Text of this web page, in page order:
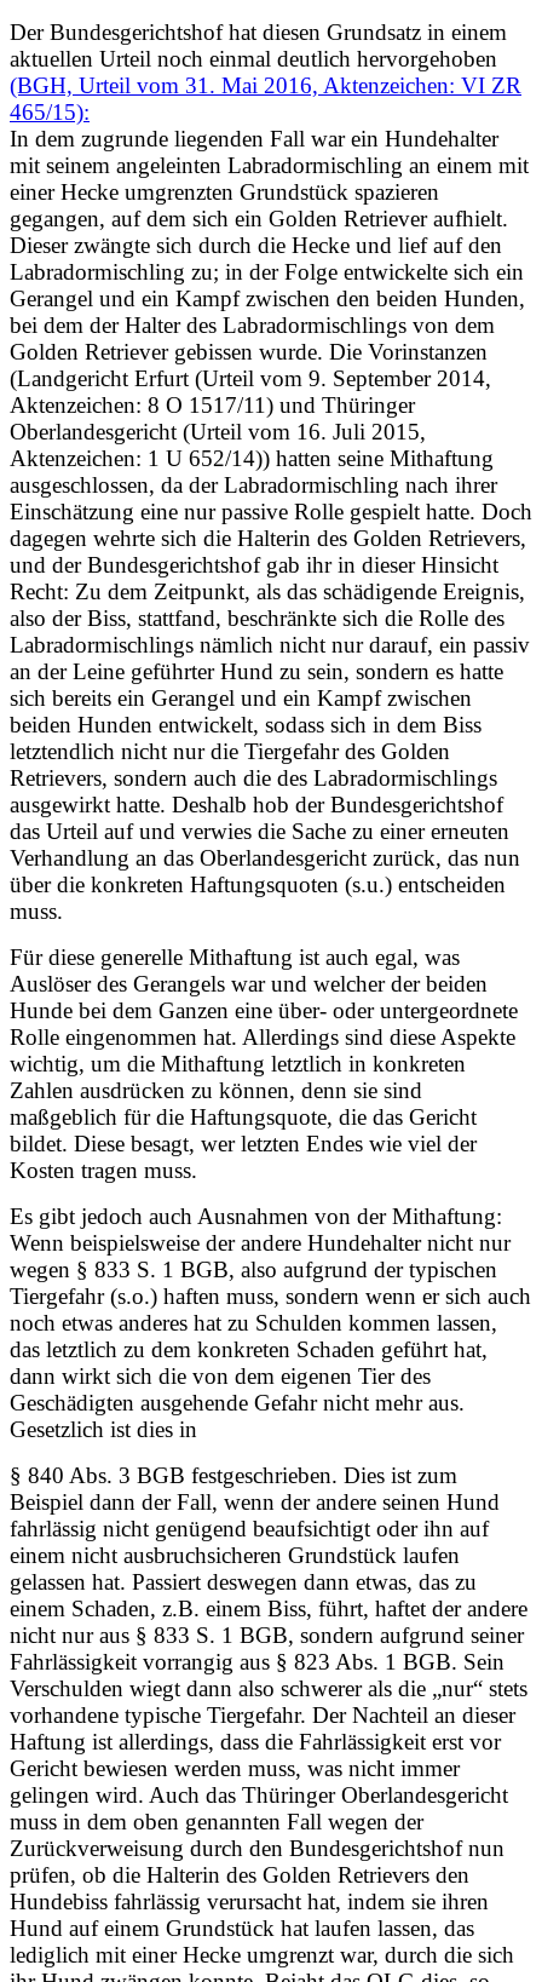
Der Bundesgerichtshof hat diesen Grundsatz in einem
aktuellen Urteil noch einmal deutlich hervorgehoben
(BGH, Urteil vom 31. Mai 2016, Aktenzeichen: VI ZR
465/15):
In dem zugrunde liegenden Fall war ein Hundehalter
mit seinem angeleinten Labradormischling an einem mit
einer Hecke umgrenzten Grundstück spazieren
gegangen, auf dem sich ein Golden Retriever aufhielt.
Dieser zwängte sich durch die Hecke und lief auf den
Labradormischling zu; in der Folge entwickelte sich ein
Gerangel und ein Kampf zwischen den beiden Hunden,
bei dem der Halter des Labradormischlings von dem
Golden Retriever gebissen wurde. Die Vorinstanzen
(Landgericht Erfurt (Urteil vom 9. September 2014,
Aktenzeichen: 8 O 1517/11) und Thüringer
Oberlandesgericht (Urteil vom 16. Juli 2015,
Aktenzeichen: 1 U 652/14)) hatten seine Mithaftung
ausgeschlossen, da der Labradormischling nach ihrer
Einschätzung eine nur passive Rolle gespielt hatte. Doch
dagegen wehrte sich die Halterin des Golden Retrievers,
und der Bundesgerichtshof gab ihr in dieser Hinsicht
Recht: Zu dem Zeitpunkt, als das schädigende Ereignis,
also der Biss, stattfand, beschränkte sich die Rolle des
Labradormischlings nämlich nicht nur darauf, ein passiv
an der Leine geführter Hund zu sein, sondern es hatte
sich bereits ein Gerangel und ein Kampf zwischen
beiden Hunden entwickelt, sodass sich in dem Biss
letztendlich nicht nur die Tiergefahr des Golden
Retrievers, sondern auch die des Labradormischlings
ausgewirkt hatte. Deshalb hob der Bundesgerichtshof
das Urteil auf und verwies die Sache zu einer erneuten
Verhandlung an das Oberlandesgericht zurück, das nun
über die konkreten Haftungsquoten (s.u.) entscheiden
muss.
Für diese generelle Mithaftung ist auch egal, was
Auslöser des Gerangels war und welcher der beiden
Hunde bei dem Ganzen eine über- oder untergeordnete
Rolle eingenommen hat. Allerdings sind diese Aspekte
wichtig, um die Mithaftung letztlich in konkreten
Zahlen ausdrücken zu können, denn sie sind
maßgeblich für die Haftungsquote, die das Gericht
bildet. Diese besagt, wer letzten Endes wie viel der
Kosten tragen muss.
Es gibt jedoch auch Ausnahmen von der Mithaftung:
Wenn beispielsweise der andere Hundehalter nicht nur
wegen § 833 S. 1 BGB, also aufgrund der typischen
Tiergefahr (s.o.) haften muss, sondern wenn er sich auch
noch etwas anderes hat zu Schulden kommen lassen,
das letztlich zu dem konkreten Schaden geführt hat,
dann wirkt sich die von dem eigenen Tier des
Geschädigten ausgehende Gefahr nicht mehr aus.
Gesetzlich ist dies in
§ 840 Abs. 3 BGB festgeschrieben. Dies ist zum
Beispiel dann der Fall, wenn der andere seinen Hund
fahrlässig nicht genügend beaufsichtigt oder ihn auf
einem nicht ausbruchsicheren Grundstück laufen
gelassen hat. Passiert deswegen dann etwas, das zu
einem Schaden, z.B. einem Biss, führt, haftet der andere
nicht nur aus § 833 S. 1 BGB, sondern aufgrund seiner
Fahrlässigkeit vorrangig aus § 823 Abs. 1 BGB. Sein
Verschulden wiegt dann also schwerer als die „nur“ stets
vorhandene typische Tiergefahr. Der Nachteil an dieser
Haftung ist allerdings, dass die Fahrlässigkeit erst vor
Gericht bewiesen werden muss, was nicht immer
gelingen wird. Auch das Thüringer Oberlandesgericht
muss in dem oben genannten Fall wegen der
Zurückverweisung durch den Bundesgerichtshof nun
prüfen, ob die Halterin des Golden Retrievers den
Hundebiss fahrlässig verursacht hat, indem sie ihren
Hund auf einem Grundstück hat laufen lassen, das
lediglich mit einer Hecke umgrenzt war, durch die sich